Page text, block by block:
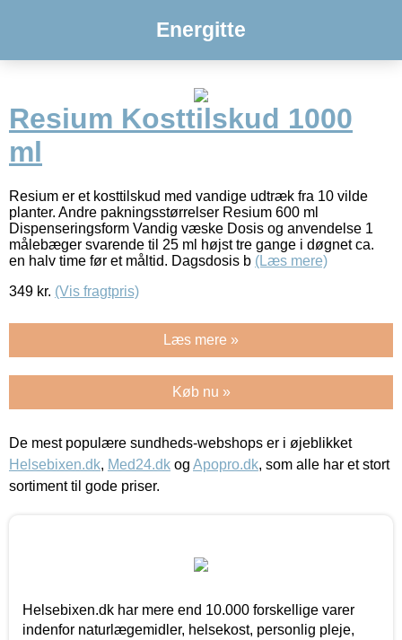
Energitte
Resium Kosttilskud 1000
ml
Resium er et kosttilskud med vandige udtræk fra 10 vilde
planter. Andre pakningsstørrelser Resium 600 ml
Dispenseringsform Vandig væske Dosis og anvendelse 1
målebæger svarende til 25 ml højst tre gange i døgnet ca.
en halv time før et måltid. Dagsdosis b (Læs mere)
349 kr. (Vis fragtpris)
Læs mere »
Køb nu »
De mest populære sundheds-webshops er i øjeblikket
Helsebixen.dk, Med24.dk og Apopro.dk, som alle har et stort
sortiment til gode priser.
Helsebixen.dk har mere end 10.000 forskellige varer
indenfor naturlægemidler, helsekost, personlig pleje,